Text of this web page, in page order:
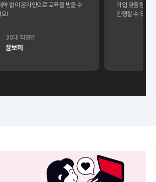
약 없이 온라인으로 교육을 받을 수
!
30대 직장인
윤보미
기업 맞춤형 교
진행할 수 있어